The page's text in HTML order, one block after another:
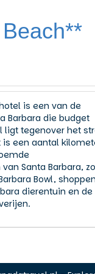
is een van de
Barbara die budget
ligt tegenover het
is een aantal
Santa Barbara,
Bowl,
dierentuin en de